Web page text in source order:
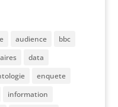
audience
bbc
data
enquete
information